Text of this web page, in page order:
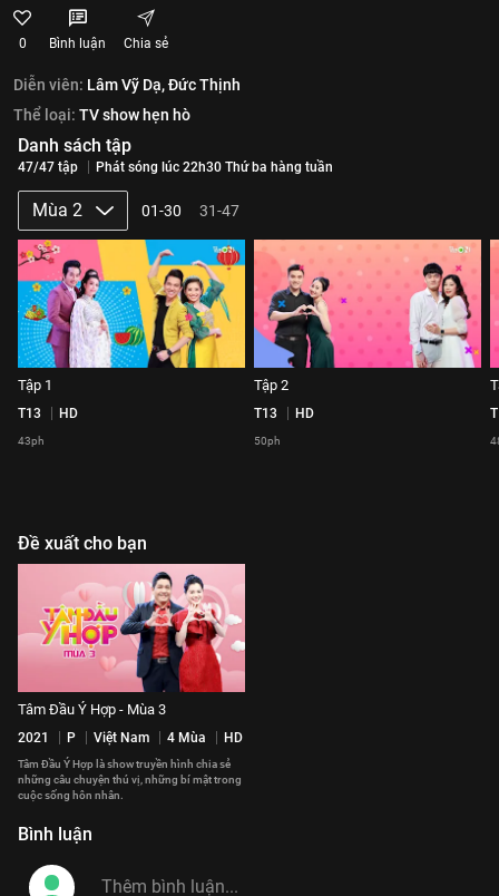
0 Bình luận Chia sẻ
Diễn viên: Lâm Vỹ Dạ,Đức Thịnh
Thể loại: TV show hẹn hò
Danh sách tập
47/47 tập Phát sóng lúc 22h30 Thứ ba hàng tuần
Mùa 2 01-30 31-47
Tập 1
T13 HD
43ph
Tập 2
T13 HD
50ph
Đề xuất cho bạn
Tâm Đầu Ý Hợp - Mùa 3
2021 P Việt Nam 4 Mùa HD
Tâm Đầu Ý Hợp là show truyền hình chia sẻ
những câu chuyện thú vị, những bí mật trong
cuộc sống hôn nhân.
Bình luận